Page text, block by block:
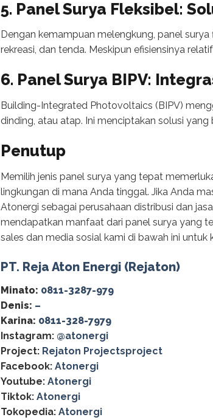
5. Panel Surya Fleksibel:
Dengan kemampuan melengkung, panel
rekreasi, dan tenda. Meskipun efisiensinya
6. Panel Surya BIPV:
Building-Integrated Photovoltaics (BIPV)
dinding, atau atap. Ini menciptakan solusi
Penutup
Memilih jenis panel surya yang tepat
lingkungan di mana Anda tinggal. Jika Anda
Atonergi sebagai perusahaan distribusi dan
mendapatkan manfaat dari panel surya yang
sales dan media sosial kami di bawah ini untuk
PT. Reja Aton Energi (Rejaton)
Minato: 0811-3287-979
Denis: –
Karina: 0811-328-7979
Instagram: @‌atonergi
Project: Rejaton Projectsproject
Facebook: Atonergi
Youtube: Atonergi
Tiktok: Atonergi
Tokopedia: Atonergi